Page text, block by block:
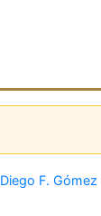
Diego F. Gómez